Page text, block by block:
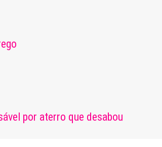
por aterro que desabou